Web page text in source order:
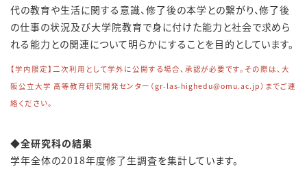
代の教育や生活に関する意識、修了後の本学との繋がり、修了後
の仕事の状況及び大学院教育で身に付けた能力と社会で求めら
れる能力との関連について明らかにすることを目的としています。
【学内限定】二次利用として学外に公開する場合、承認が必要です。その際は、大
阪公立大学 高等教育研究開発センター（gr-las-highedu@omu.ac.jp）までご連
絡ください。
◆全研究科の結果
学年全体の2018年度修了生調査を集計しています。